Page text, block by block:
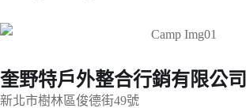
奎野特戶外整合行銷有限公司
新北市樹林區俊德街49號